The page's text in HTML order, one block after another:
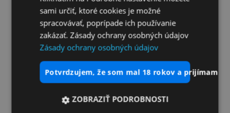
sami určiť, ktoré cookies je možné
spracovávať, poprípade ich používanie
zakázať. Zásady ochrany osobných údajov
Zásady ochrany osobných údajov
potvrdzujem, že som mal 18 rokov a prijímam
ZOBRAZIŤ PODROBNOSTI